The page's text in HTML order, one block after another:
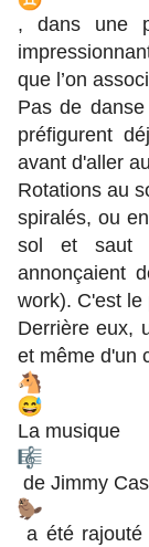
, dans une
que l’on
Pas de
préfigurent
avant d'aller
Rotations au
spiralés, ou
sol et saut
annonçaient
work). C'est le
Derrière eux,
et même d'un
La musique
de Jimmy
a été rajouté